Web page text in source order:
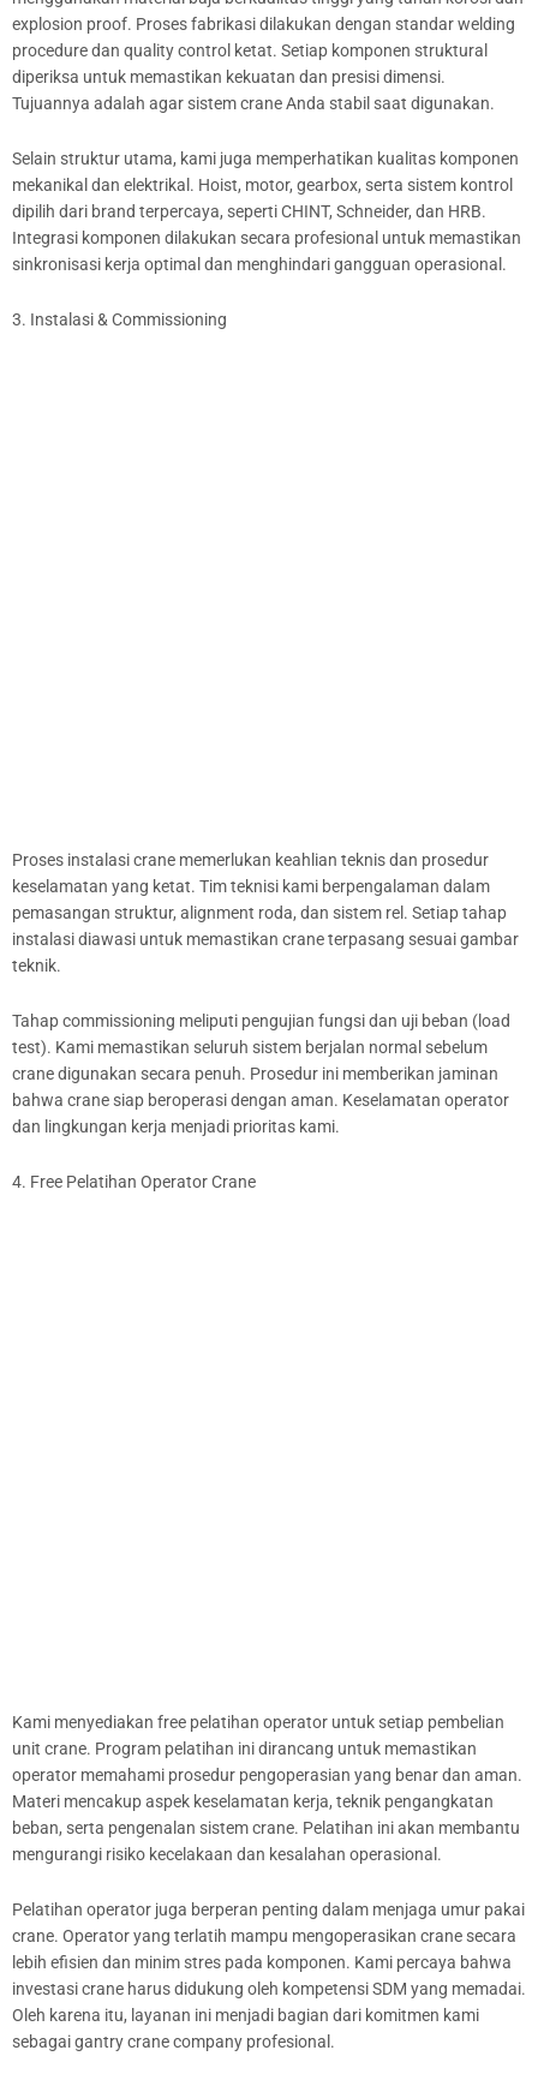
explosion proof. Proses fabrikasi dilakukan dengan standar welding
procedure dan quality control ketat. Setiap komponen struktural
diperiksa untuk memastikan kekuatan dan presisi dimensi.
Tujuannya adalah agar sistem crane Anda stabil saat digunakan.
Selain struktur utama, kami juga memperhatikan kualitas komponen
mekanikal dan elektrikal. Hoist, motor, gearbox, serta sistem kontrol
dipilih dari brand terpercaya, seperti CHINT, Schneider, dan HRB.
Integrasi komponen dilakukan secara profesional untuk memastikan
sinkronisasi kerja optimal dan menghindari gangguan operasional.
3. Instalasi & Commissioning
Proses instalasi crane memerlukan keahlian teknis dan prosedur
keselamatan yang ketat. Tim teknisi kami berpengalaman dalam
pemasangan struktur, alignment roda, dan sistem rel. Setiap tahap
instalasi diawasi untuk memastikan crane terpasang sesuai gambar
teknik.
Tahap commissioning meliputi pengujian fungsi dan uji beban (load
test). Kami memastikan seluruh sistem berjalan normal sebelum
crane digunakan secara penuh. Prosedur ini memberikan jaminan
bahwa crane siap beroperasi dengan aman. Keselamatan operator
dan lingkungan kerja menjadi prioritas kami.
4. Free Pelatihan Operator Crane
Kami menyediakan free pelatihan operator untuk setiap pembelian
unit crane. Program pelatihan ini dirancang untuk memastikan
operator memahami prosedur pengoperasian yang benar dan aman.
Materi mencakup aspek keselamatan kerja, teknik pengangkatan
beban, serta pengenalan sistem crane. Pelatihan ini akan membantu
mengurangi risiko kecelakaan dan kesalahan operasional.
Pelatihan operator juga berperan penting dalam menjaga umur pakai
crane. Operator yang terlatih mampu mengoperasikan crane secara
lebih efisien dan minim stres pada komponen. Kami percaya bahwa
investasi crane harus didukung oleh kompetensi SDM yang memadai.
Oleh karena itu, layanan ini menjadi bagian dari komitmen kami
sebagai gantry crane company profesional.